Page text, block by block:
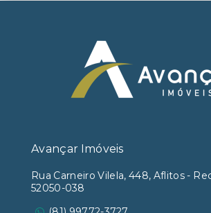
Avançar Imóveis
Rua Carneiro Vilela, 448, Aflitos -
52050-038